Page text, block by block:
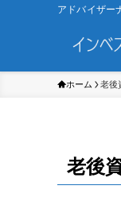
アドバイザー
ホーム 老後
老後